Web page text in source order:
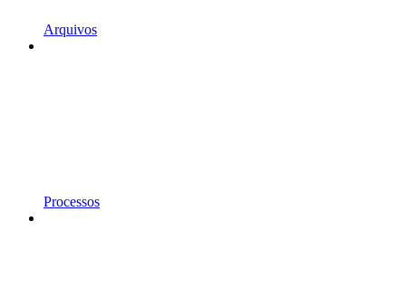
Arquivos
Processos